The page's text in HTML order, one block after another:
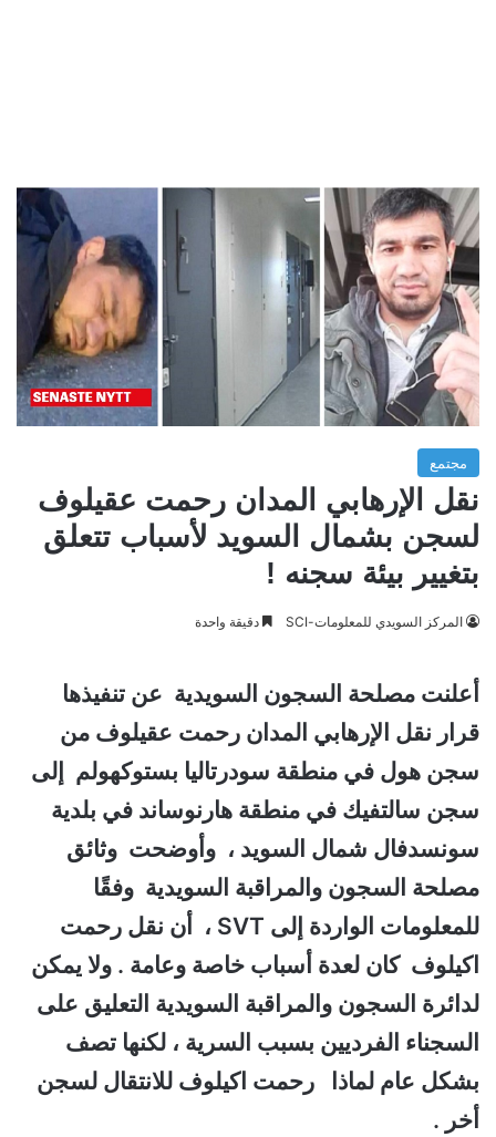
مجتمع
نقل الإرهابي المدان رحمت عقيلوف
لسجن بشمال السويد لأسباب تتعلق
بتغيير بيئة سجنه !
المركز السويدي للمعلومات-SCI دقيقة واحدة
أعلنت مصلحة السجون السويدية عن تنفيذها
قرار نقل الإرهابي المدان رحمت عقيلوف من
سجن هول في منطقة سودرتاليا بستوكهولم إلى
سجن سالتفيك في منطقة هارنوساند في بلدية
سونسدفال شمال السويد ، وأوضحت وثائق
مصلحة السجون والمراقبة السويدية وفقًا
للمعلومات الواردة إلى SVT ، أن نقل رحمت
اكيلوف كان لعدة أسباب خاصة وعامة . ولا يمكن
لدائرة السجون والمراقبة السويدية التعليق على
السجناء الفرديين بسبب السرية ، لكنها تصف
بشكل عام لماذا رحمت اكيلوف للانتقال لسجن
أخر .